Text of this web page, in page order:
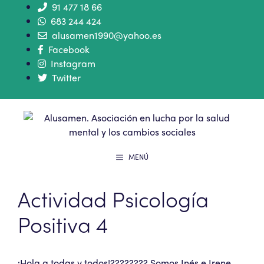
91 477 18 66
683 244 424
alusamen1990@yahoo.es
Facebook
Instagram
Twitter
MENÚ
Actividad Psicología
Positiva 4